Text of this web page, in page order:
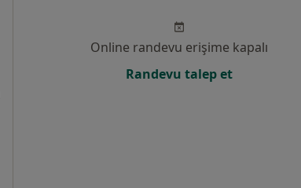
Online randevu erişime kapalı
Randevu talep et